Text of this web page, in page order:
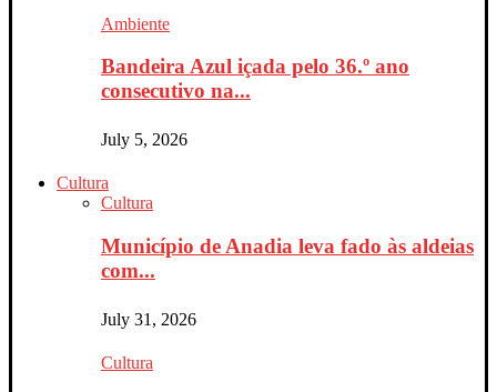
Ambiente
Bandeira Azul içada pelo 36.º ano
consecutivo na...
July 5, 2026
Cultura
Cultura
Município de Anadia leva fado às aldeias
com...
July 31, 2026
Cultura